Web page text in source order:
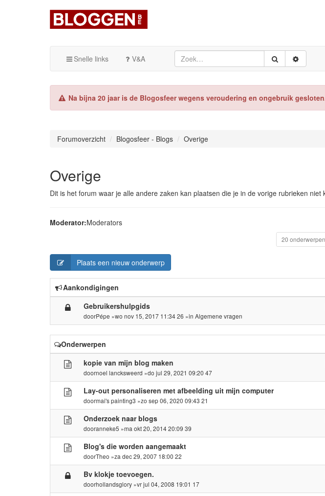
Snelle links V&A
Na bijna 20 jaar is de Blogosfeer wegens veroudering en ongebruik
Forumoverzicht Blogosfeer - Blogs Overige
Overige
Dit is het forum waar je alle andere zaken kan plaatsen die je in de vorige rubrieken
Moderator:Moderators
20 onderwerpen
Plaats een nieuw onderwerp
Aankondigingen
Gebruikershulpgids
doorPépe »wo nov 15, 2017 11:34 26 »inAlgemene vragen
Onderwerpen
kopie van mijn blog maken
doornoel lancksweerd »do jul 29, 2021 09:20 47
Lay-out personaliseren met afbeelding uit mijn computer
doormai's painting3 »zo sep 06, 2020 09:43 21
Onderzoek naar blogs
dooranneke5 »ma okt 20, 2014 20:09 39
Blog's die worden aangemaakt
doorTheo »za dec 29, 2007 18:00 22
Bv klokje toevoegen.
doorhollandsglory »vr jul 04, 2008 19:01 17